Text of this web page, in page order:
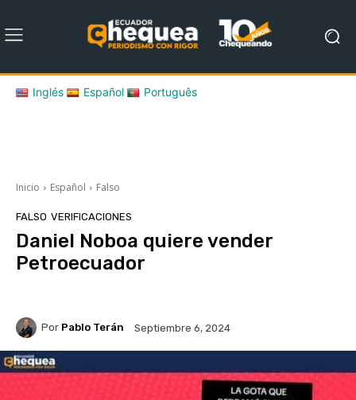
Inglés Español Português
Inicio Español Falso
FALSO VERIFICACIONES
Daniel Noboa quiere vender
Petroecuador
Por Pablo Terán Septiembre 6, 2024